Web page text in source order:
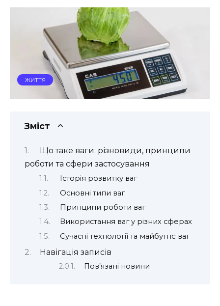
ЖИТТЯ
Зміст
Що таке ваги: різновиди, принципи
роботи та сфери застосування
Історія розвитку ваг
Основні типи ваг
Принципи роботи ваг
Використання ваг у різних сферах
Сучасні технології та майбутнє ваг
Навігація записів
Пов’язані новини